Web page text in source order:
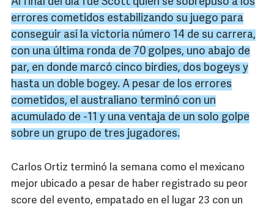
Al final del día fue Scott quien se sobrepuso a los
errores cometidos estabilizando su juego para
conseguir así la victoria número 14 de su carrera,
con una última ronda de 70 golpes, uno abajo de
par, en donde marcó cinco birdies, dos bogeys y
hasta un doble bogey. A pesar de los errores
cometidos, el australiano terminó con un
acumulado de -11 y una ventaja de un solo golpe
sobre un grupo de tres jugadores.
Carlos Ortiz terminó la semana como el mexicano
mejor ubicado a pesar de haber registrado su peor
score del evento, empatado en el lugar 23 con un